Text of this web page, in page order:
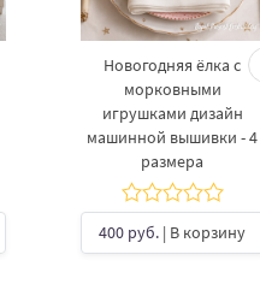
Новогодняя ёлка с
морковными
игрушками дизайн
машинной вышивки - 4
размера
400 руб. | В корзину